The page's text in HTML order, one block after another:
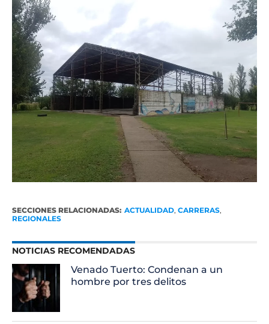
SECCIONES RELACIONADAS: ACTUALIDAD, CARRERAS,
REGIONALES
NOTICIAS RECOMENDADAS
Venado Tuerto: Condenan a un
hombre por tres delitos